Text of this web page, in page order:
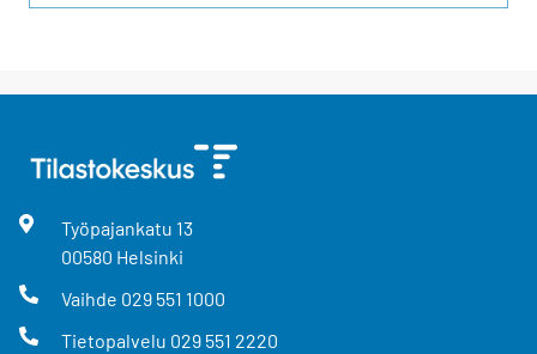
Työpajankatu 13
00580 Helsinki
Vaihde 029 551 1000
Tietopalvelu 029 551 2220